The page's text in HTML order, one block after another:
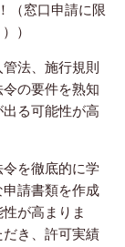
（窓口申請に限
）
法、施行規則
の要件を熟知
る可能性が高
を徹底的に学
請書類を作成
が高まりま
き、許可実績